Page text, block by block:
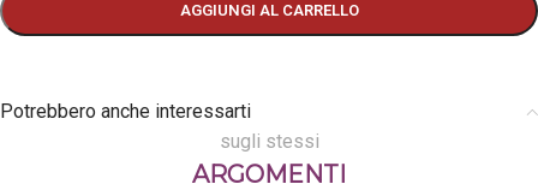
AGGIUNGI AL CARRELLO
Potrebbero anche interessarti
sugli stessi
ARGOMENTI